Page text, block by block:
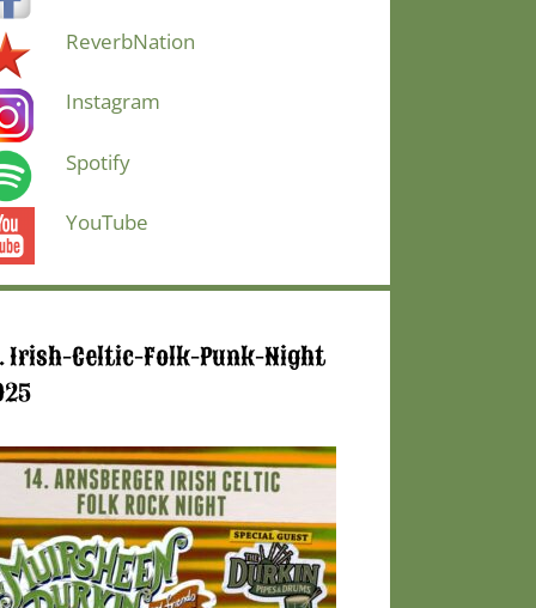
ReverbNation
Instagram
Spotify
YouTube
Irish-Celtic-Folk-Punk-Night